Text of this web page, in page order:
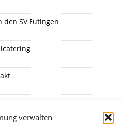
verwalten
den SV Eutingen